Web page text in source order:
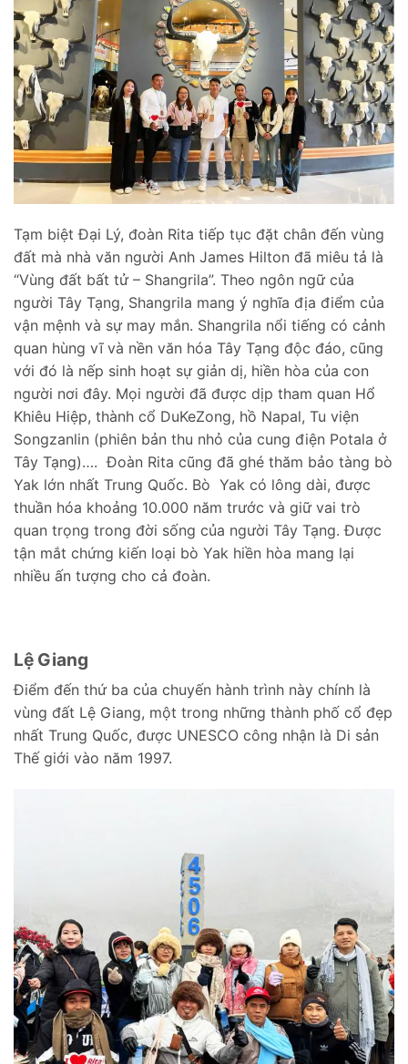
Tạm biệt Đại Lý, đoàn Rita tiếp tục đặt chân đến vùng
đất mà nhà văn người Anh James Hilton đã miêu tả là
“Vùng đất bất tử – Shangrila”. Theo ngôn ngữ của
người Tây Tạng, Shangrila mang ý nghĩa địa điểm của
vận mệnh và sự may mắn. Shangrila nổi tiếng có cảnh
quan hùng vĩ và nền văn hóa Tây Tạng độc đáo, cũng
với đó là nếp sinh hoạt sự giản dị, hiền hòa của con
người nơi đây. Mọi người đã được dịp tham quan Hổ
Khiêu Hiệp, thành cổ DuKeZong, hồ Napal, Tu viện
Songzanlin (phiên bản thu nhỏ của cung điện Potala ở
Tây Tạng)…. Đoàn Rita cũng đã ghé thăm bảo tàng bò
Yak lớn nhất Trung Quốc. Bò Yak có lông dài, được
thuần hóa khoảng 10.000 năm trước và giữ vai trò
quan trọng trong đời sống của người Tây Tạng. Được
tận mắt chứng kiến loại bò Yak hiền hòa mang lại
nhiều ấn tượng cho cả đoàn.
Lệ Giang
Điểm đến thứ ba của chuyến hành trình này chính là
vùng đất Lệ Giang, một trong những thành phố cổ đẹp
nhất Trung Quốc, được UNESCO công nhận là Di sản
Thế giới vào năm 1997.